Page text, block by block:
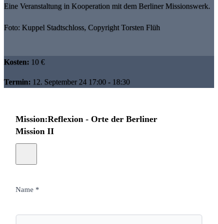
Eine Veranstaltung in Kooperation mit dem Berliner Missionswerk.
Foto: Kuppel Stadtschloss, Copyright Torsten Flüh
Kosten: 10 €
Termin: 12. September 24 17:00 - 18:30
Mission:Reflexion - Orte der Berliner
Mission II
Name *